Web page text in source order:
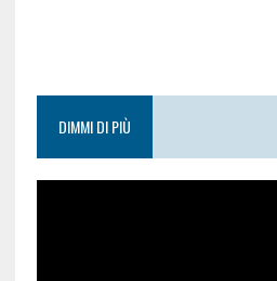
DIMMI DI PIÙ